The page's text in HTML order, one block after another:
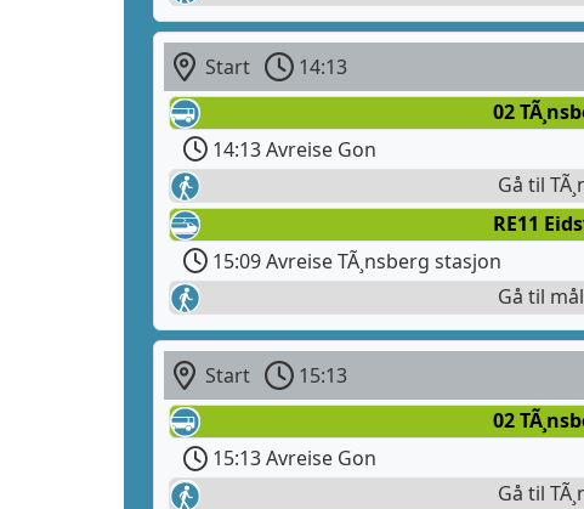
Start 14:13
02
14:13 Avreise Gon
Gå til
RE11
15:09 Avreise TÃ¸nsberg stasjon
Gå til
Start 15:13
02
15:13 Avreise Gon
Gå til